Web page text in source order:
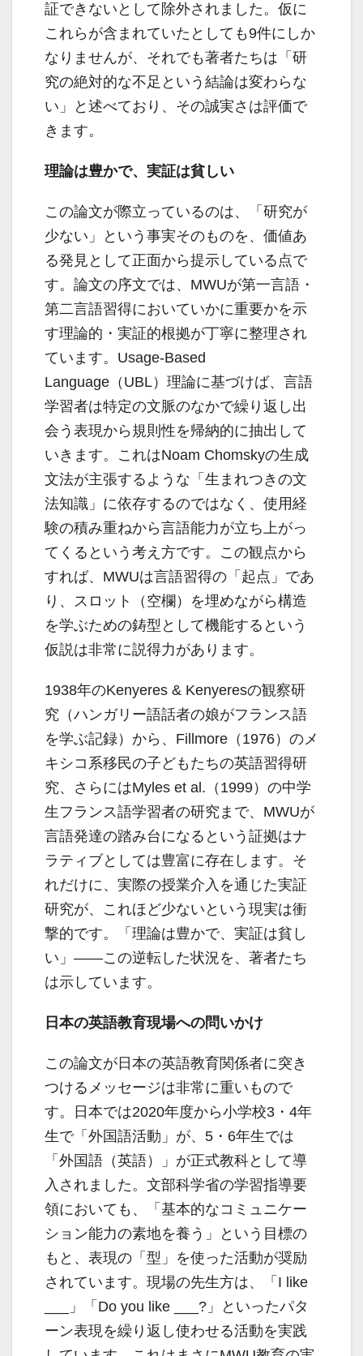
証できないとして除外されました。仮に
これらが含まれていたとしても9件にしか
なりませんが、それでも著者たちは「研
究の絶対的な不足という結論は変わらな
い」と述べており、その誠実さは評価で
きます。
理論は豊かで、実証は貧しい
この論文が際立っているのは、「研究が
少ない」という事実そのものを、価値あ
る発見として正面から提示している点で
す。論文の序文では、MWUが第一言語・
第二言語習得においていかに重要かを示
す理論的・実証的根拠が丁寧に整理され
ています。Usage-Based
Language（UBL）理論に基づけば、言語
学習者は特定の文脈のなかで繰り返し出
会う表現から規則性を帰納的に抽出して
いきます。これはNoam Chomskyの生成
文法が主張するような「生まれつきの文
法知識」に依存するのではなく、使用経
験の積み重ねから言語能力が立ち上がっ
てくるという考え方です。この観点から
すれば、MWUは言語習得の「起点」であ
り、スロット（空欄）を埋めながら構造
を学ぶための鋳型として機能するという
仮説は非常に説得力があります。
1938年のKenyeres & Kenyeresの観察研
究（ハンガリー語話者の娘がフランス語
を学ぶ記録）から、Fillmore（1976）のメ
キシコ系移民の子どもたちの英語習得研
究、さらにはMyles et al.（1999）の中学
生フランス語学習者の研究まで、MWUが
言語発達の踏み台になるという証拠はナ
ラティブとしては豊富に存在します。そ
れだけに、実際の授業介入を通じた実証
研究が、これほど少ないという現実は衝
撃的です。「理論は豊かで、実証は貧し
い」――この逆転した状況を、著者たち
は示しています。
日本の英語教育現場への問いかけ
この論文が日本の英語教育関係者に突き
つけるメッセージは非常に重いもので
す。日本では2020年度から小学校3・4年
生で「外国語活動」が、5・6年生では
「外国語（英語）」が正式教科として導
入されました。文部科学省の学習指導要
領においても、「基本的なコミュニケー
ション能力の素地を養う」という目標の
もと、表現の「型」を使った活動が奨励
されています。現場の先生方は、「I like
___」「Do you like ___?」といったパタ
ーン表現を繰り返し使わせる活動を実践